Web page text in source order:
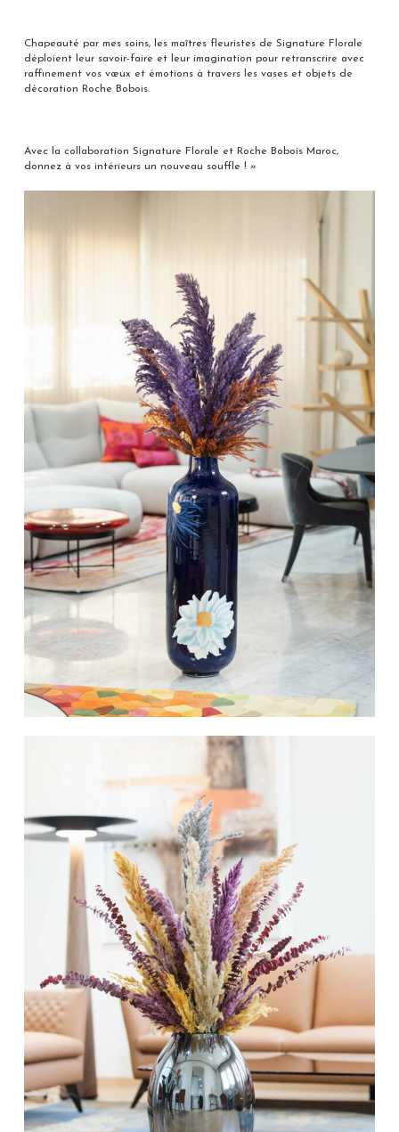
Chapeauté par mes soins, les maîtres fleuristes de Signature Florale
déploient leur savoir-faire et leur imagination pour retranscrire avec
raffinement vos vœux et émotions à travers les vases et objets de
décoration Roche Bobois.
Avec la collaboration Signature Florale et Roche Bobois Maroc,
donnez à vos intérieurs un nouveau souffle ! »